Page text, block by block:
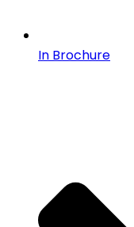
In Brochure